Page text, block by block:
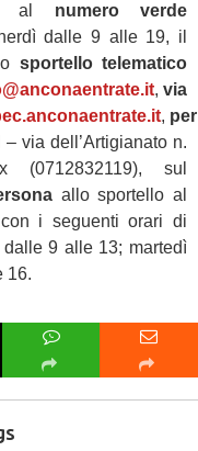
al numero verde
dalle 9 alle 19, il
sportello telematico
,via
, per
via dell’Artigianato n.
sul
allo sportello al
i seguenti orari di
9 alle 13; martedì
16.